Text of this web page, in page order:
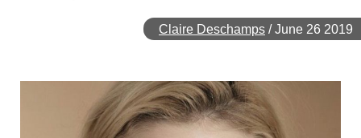
Claire Deschamps /June 26 2019